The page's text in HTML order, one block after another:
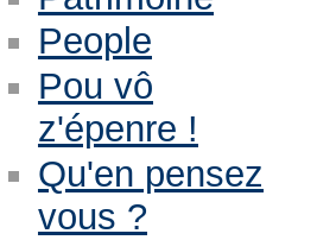
People
Pou vô
z'épenre !
Qu'en pensez
vous ?